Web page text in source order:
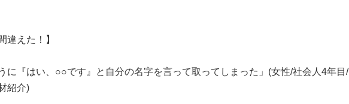
違えた！】
に『はい、○○です』と自分の名字を言って取ってしまった」(女性/社会人4年目/
紹介)